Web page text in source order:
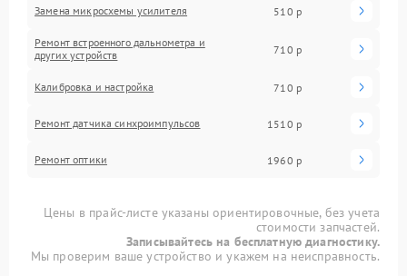
Замена микросхемы усилителя 510 р
Ремонт встроенного дальнометра и
других устройств
710 р
Калибровка и настройка 710 р
Ремонт датчика синхроимпульсов 1510 р
Ремонт оптики 1960 р
Цены в прайс-листе указаны ориентировочные, без учета
стоимости запчастей.
Записывайтесь на бесплатную диагностику.
Мы проверим ваше устройство и укажем на неисправность.